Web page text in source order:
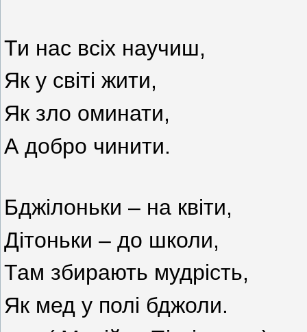
Ти нас всіх научиш,
Як у світі жити,
Як зло оминати,
А добро чинити.
Бджілоньки – на квіти,
Дітоньки – до школи,
Там збирають мудрість,
Як мед у полі бджоли.